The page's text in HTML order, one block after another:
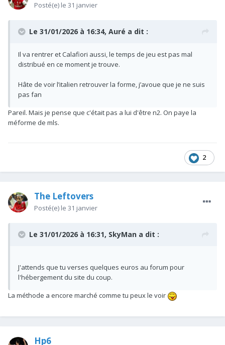
Posté(e) le 31 janvier
Le 31/01/2026 à 16:34, Auré a dit :
Il va rentrer et Calafiori aussi, le temps de jeu est pas mal
distribué en ce moment je trouve.
Hâte de voir l’italien retrouver la forme, j’avoue que je ne suis
pas fan
Pareil. Mais je pense que c'était pas a lui d'être n2. On paye la
méforme de mls.
2
The Leftovers
Posté(e) le 31 janvier
Le 31/01/2026 à 16:31, SkyMan a dit :
J'attends que tu verses quelques euros au forum pour
l'hébergement du site du coup.
La méthode a encore marché comme tu peux le voir
Hp6